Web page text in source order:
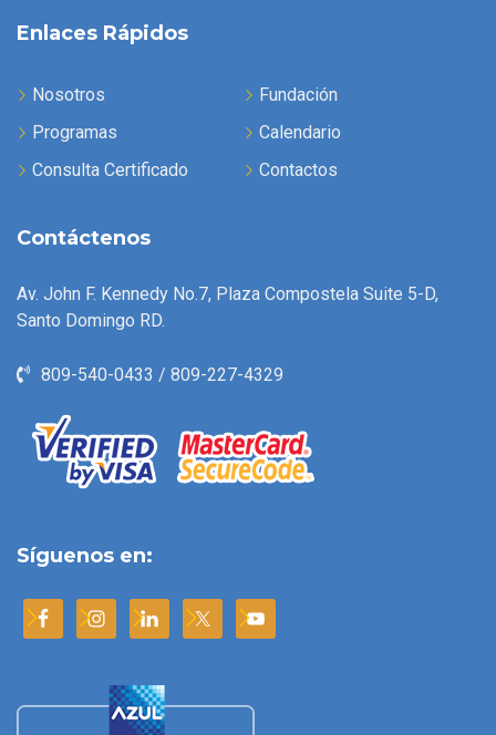
Enlaces Rápidos
Nosotros
Fundación
Programas
Calendario
Consulta Certificado
Contactos
Contáctenos
Av. John F. Kennedy No.7, Plaza Compostela Suite 5-D,
Santo Domingo RD.
809-540-0433 / 809-227-4329
Síguenos en: